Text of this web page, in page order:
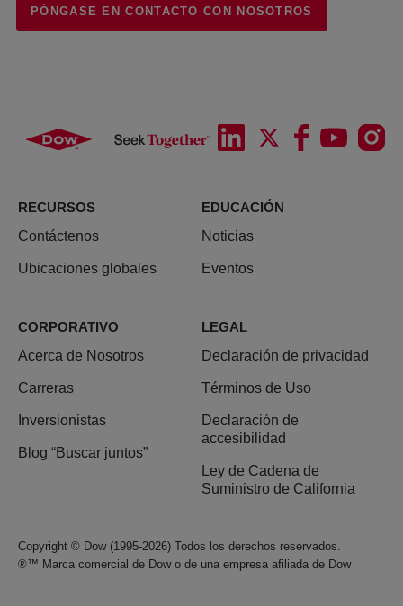
PÓNGASE EN CONTACTO CON NOSOTROS
RECURSOS
Contáctenos
Ubicaciones globales
EDUCACIÓN
Noticias
Eventos
CORPORATIVO
Acerca de Nosotros
Carreras
Inversionistas
Blog “Buscar juntos”
LEGAL
Declaración de privacidad
Términos de Uso
Declaración de
accesibilidad
Ley de Cadena de
Suministro de California
Copyright © Dow (1995-2026) Todos los derechos reservados.
®™ Marca comercial de Dow o de una empresa afiliada de Dow